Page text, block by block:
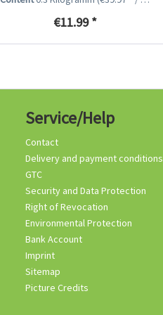
€11.99 *
Service/Help
Contact
Delivery and payment conditions
GTC
Security and Data Protection
Right of Revocation
Environmental Protection
Bank Account
Imprint
Sitemap
Picture Credits